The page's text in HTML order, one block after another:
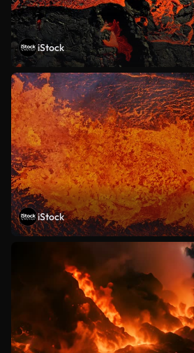
iStock
iStock